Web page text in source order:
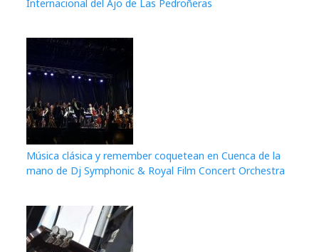
Internacional del Ajo de Las Pedroñeras
Música clásica y remember coquetean en Cuenca de la
mano de Dj Symphonic & Royal Film Concert Orchestra